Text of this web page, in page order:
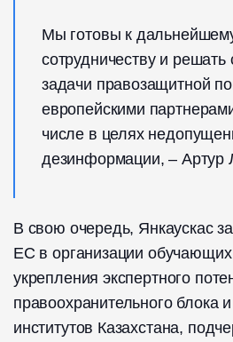
Мы готовы к
сотрудничеству и
задачи правозащитной
европейскими
числе в целях
дезинформации, – Артур
В свою очередь, Янкаускас
ЕС в организации
укрепления экспертного
правоохранительного блока
институтов Казахстана,